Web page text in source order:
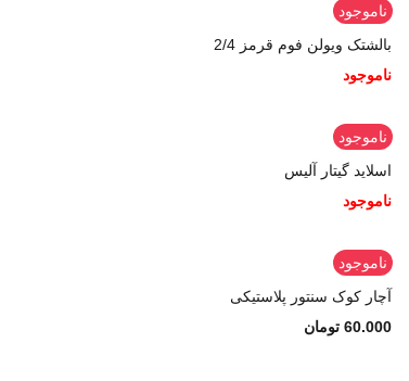
ناموجود
بالشتک ویولن فوم قرمز 2/4
ناموجود
ناموجود
اسلاید گیتار آلیس
ناموجود
ناموجود
آچار کوک سنتور پلاستیکی
60.000 تومان